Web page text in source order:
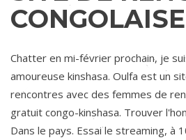
CONGOLAISE
Chatter en mi-février prochain, je
amoureuse kinshasa. Oulfa est un
rencontres avec des femmes de
gratuit congo-kinshasa. Trouver
Dans le pays. Essai le streaming, à